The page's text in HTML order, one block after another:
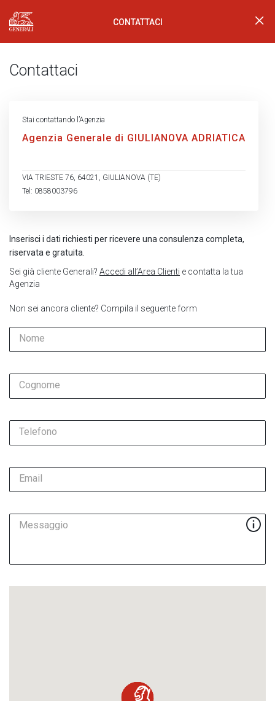
Generali Logo CONTATTACI
Contattaci
Inserisci i dati richiesti per ricevere una consulenza completa,
riservata e gratuita.
Sei già cliente Generali? Accedi all’Area Clienti e contatta la tua
Agenzia
Non sei ancora cliente? Compila il seguente form
Nome
Cognome
Telefono
Email
Messaggio
Stai contattando l’Agenzia
Agenzia Generale di GIULIANOVA ADRIATICA
VIA TRIESTE 76, 64021, GIULIANOVA (TE)
Tel: 0858003796